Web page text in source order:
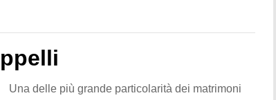
Una delle più grande particolarità dei matrimoni